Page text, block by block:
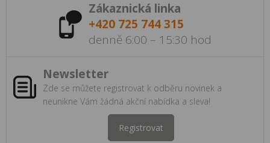
Zákaznická linka
+420 725 744 315
denně 6:00 – 15:30 hod
Newsletter
Zde se můžete registrovat k odběru novinek a
neunikne Vám žádná akční nabídka a sleva!
Registrovat